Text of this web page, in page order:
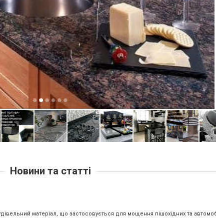
Новини та статті
матеріал, що застосовується для мощення пішохідних та